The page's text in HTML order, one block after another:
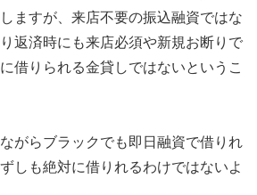
ますが、来店不要の振込融資ではな
返済時にも来店必須や新規お断りで
借りられる金貸しではないというこ
がらブラックでも即日融資で借りれ
しも絶対に借りれるわけではないよ